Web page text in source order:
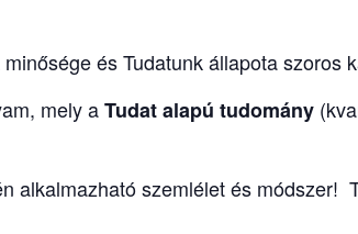
és Tudatunk állapota szoros
mely aTudat alapú tudomány
alkalmazható szemlélet és